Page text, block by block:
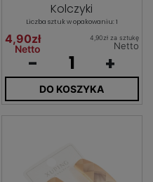
Kolczyki
Liczba sztuk w opakowaniu: 1
4,90zł
Netto
4,90zł za sztukę
Netto
- +
DO KOSZYKA